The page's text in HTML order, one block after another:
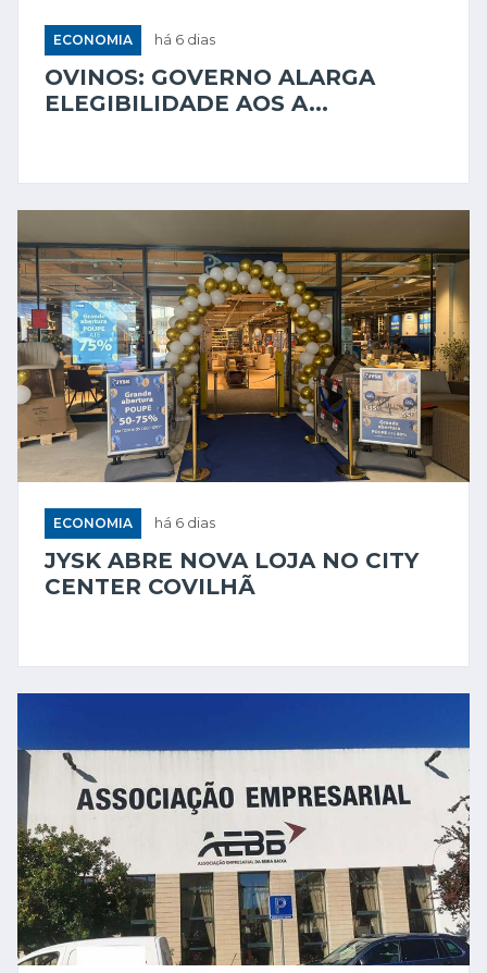
ECONOMIA há 6 dias
OVINOS: GOVERNO ALARGA
ELEGIBILIDADE AOS A...
ECONOMIA há 6 dias
JYSK ABRE NOVA LOJA NO CITY
CENTER COVILHÃ